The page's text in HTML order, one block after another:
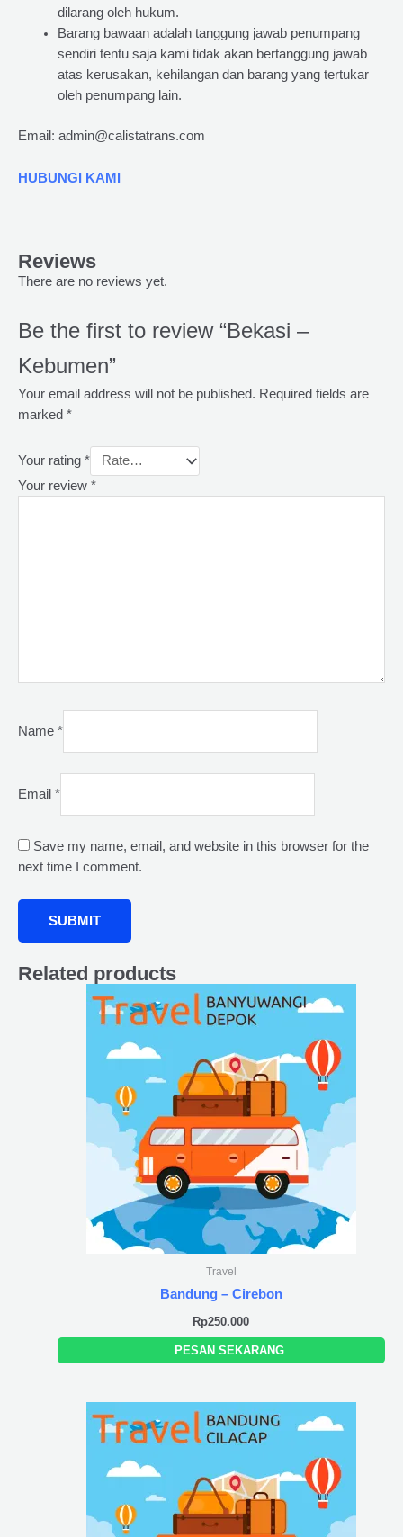
dilarang oleh hukum.
Barang bawaan adalah tanggung jawab penumpang
sendiri tentu saja kami tidak akan bertanggung jawab
atas kerusakan, kehilangan dan barang yang tertukar
oleh penumpang lain.
Email: admin@calistatrans.com
HUBUNGI KAMI
Reviews
There are no reviews yet.
Be the first to review “Bekasi –
Kebumen”
Your email address will not be published. Required fields are
marked *
Your rating *
Your review *
Name *
Email *
Save my name, email, and website in this browser for the
next time I comment.
Related products
Travel
Bandung – Cirebon
Rp250.000
PESAN SEKARANG